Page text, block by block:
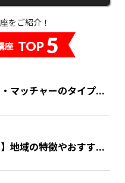
をご紹介！
座 TOP5
マッチャーのタイプ...
地域の特徴やおすす...